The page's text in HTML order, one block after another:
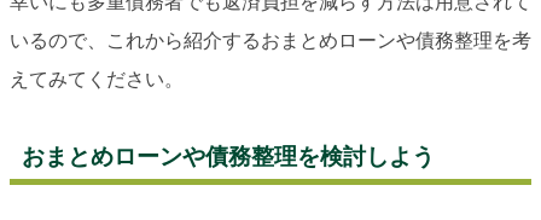
いるので、これから紹介するおまとめローンや債務整理を考
えてみてください。
おまとめローンや債務整理を検討しよう